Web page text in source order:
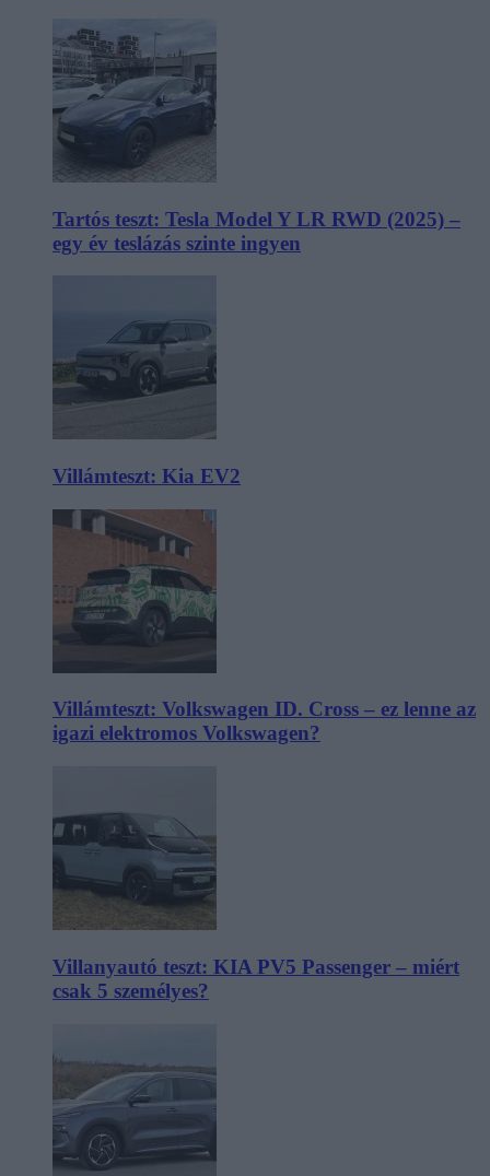
Tartós teszt: Tesla Model Y LR RWD (2025) –
egy év teslázás szinte ingyen
Villámteszt: Kia EV2
Villámteszt: Volkswagen ID. Cross – ez lenne az
igazi elektromos Volkswagen?
Villanyautó teszt: KIA PV5 Passenger – miért
csak 5 személyes?